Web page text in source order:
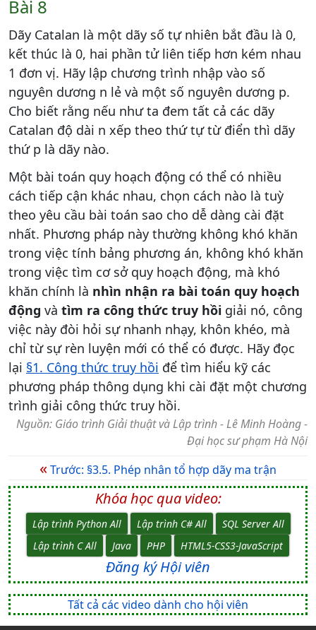
Bài 8
Dãy Catalan là một dãy số tự nhiên bắt đầu là 0,
kết thúc là 0, hai phần tử liên tiếp hơn kém nhau
1 đơn vị. Hãy lập chương trình nhập vào số
nguyên dương n lẻ và một số nguyên dương p.
Cho biết rằng nếu như ta đem tất cả các dãy
Catalan độ dài n xếp theo thứ tự từ điển thì dãy
thứ p là dãy nào.
Một bài toán quy hoạch động có thể có nhiều
cách tiếp cận khác nhau, chọn cách nào là tuỳ
theo yêu cầu bài toán sao cho dễ dàng cài đặt
nhất. Phương pháp này thường không khó khăn
trong việc tính bảng phương án, không khó khăn
trong việc tìm cơ sở quy hoạch động, mà khó
khăn chính là nhìn nhận ra bài toán quy hoạch
động và tìm ra công thức truy hồi giải nó, công
việc này đòi hỏi sự nhanh nhạy, khôn khéo, mà
chỉ từ sự rèn luyện mới có thể có được. Hãy đọc
lại §1. Công thức truy hồi để tìm hiểu kỹ các
phương pháp thông dụng khi cài đặt một chương
trình giải công thức truy hồi.
Nguồn: Giáo trình Giải thuật và Lập trình - Lê Minh Hoàng -
Đại học sư phạm Hà Nội
«Trước: §3.5. Phép nhân tổ hợp dãy ma trận
Khóa học qua video:
Lập trình Python All Lập trình C# All
SQL Server All
Lập trình C All
Java PHP HTML5-CSS3-JavaScript
Đăng ký Hội viên
Tất cả các video dành cho hội viên